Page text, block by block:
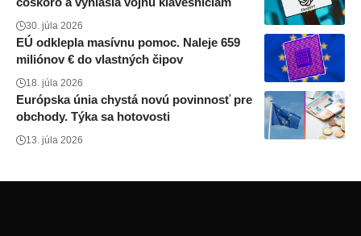
30. júla 2026
EÚ odklepla masívnu pomoc. Naleje 659
miliónov € do vlastných čipov
18. júla 2026
Európska únia chystá novú povinnosť pre
obchody. Týka sa hotovosti
13. júla 2026